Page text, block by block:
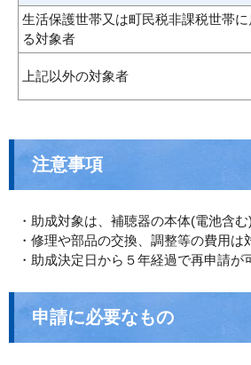
生活保護世帯又は町民税非課税世帯に
る対象者
上記以外の対象者
注意事項
・助成対象は、補聴器の本体(電池含
・修理や部品の交換、調整等の費用は
・助成決定日から５年経過で再申請が
申請に必要なもの